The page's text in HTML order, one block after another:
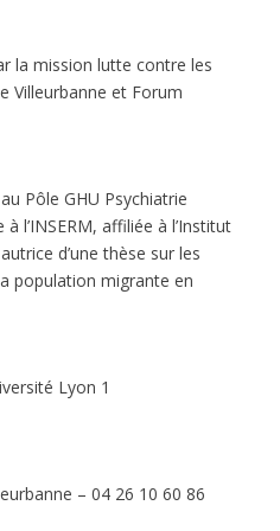
la mission lutte contre les
Villeurbanne et Forum
Pôle GHU Psychiatrie
l’INSERM, affiliée à l’Institut
d’une thèse sur les
population migrante en
Lyon 1
– 04 26 10 60 86